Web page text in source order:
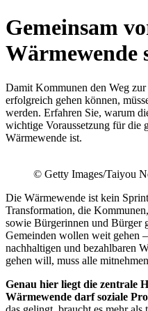
Gemeinsam
Wärmewende
Damit Kommunen den Weg
erfolgreich gehen können,
werden. Erfahren Sie, warum
wichtige Voraussetzung für die
Wärmewende ist.
© Getty Images/Taiyou
Die Wärmewende ist kein
Transformation, die
sowie Bürgerinnen und Bürger
Gemeinden wollen weit gehen
nachhaltigen und bezahlbaren
gehen will, muss alle
Genau hier liegt die zentrale
Wärmewende darf soziale